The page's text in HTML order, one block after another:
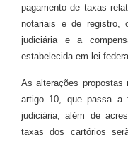
pagamento de taxas
notariais e de registro,
judiciária e a
estabelecida em lei
As alterações propostas
artigo 10, que passa a
judiciária, além de
taxas dos cartórios